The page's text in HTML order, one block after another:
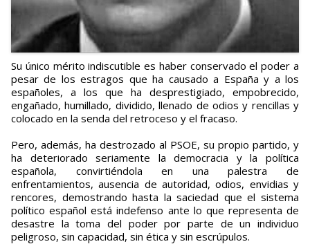
Su único mérito indiscutible es haber conservado el poder a
pesar de los estragos que ha causado a España y a los
españoles, a los que ha desprestigiado, empobrecido,
engañado, humillado, dividido, llenado de odios y rencillas y
colocado en la senda del retroceso y el fracaso.
Pero, además, ha destrozado al PSOE, su propio partido, y
ha deteriorado seriamente la democracia y la política
española, convirtiéndola en una palestra de
enfrentamientos, ausencia de autoridad, odios, envidias y
rencores, demostrando hasta la saciedad que el sistema
político español está indefenso ante lo que representa de
desastre la toma del poder por parte de un individuo
peligroso, sin capacidad, sin ética y sin escrúpulos.